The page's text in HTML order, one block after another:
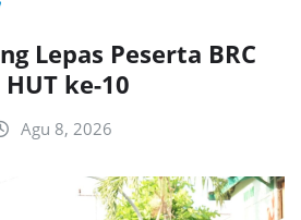
Lepas Peserta BRC
ke-10
Agu 8, 2026